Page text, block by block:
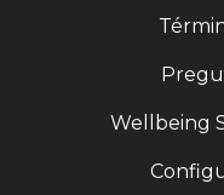
Wellbeing